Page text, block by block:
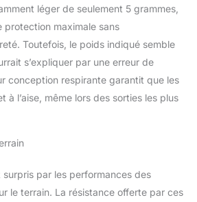
conservant la flexibilité et
l'intégrité structurelle.
système de fermeture à
boucle mince comprend
des fermetures à pont à
fort impact qui sont
et d'un système de
libération
léger de seulement 5 grammes,
maximale sans
Toutefois, le poids indiqué semble
s’expliquer par une erreur de
conception respirante garantit que les
à l’aise, même lors des sorties les plus
surpris par les performances des
le terrain. La résistance offerte par ces